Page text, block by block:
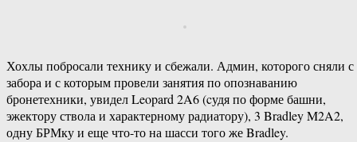
Хохлы побросали технику и сбежали. Админ, которого сняли с
забора и с которым провели занятия по опознаванию
бронетехники, увидел Leopard 2A6 (cудя по форме башни,
эжектору ствола и характерному радиатору), 3 Bradley M2A2,
одну БРМку и еще что-то на шасси того же Bradley.